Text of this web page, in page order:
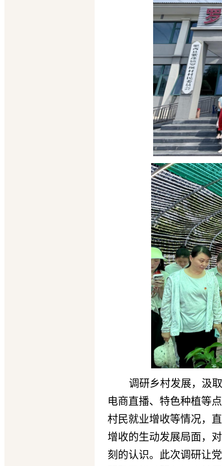
调研乡村发展，汲
电商直播、特色种植等
村民就业增收等情况，
增收的生动发展局面，
刻的认识。此次调研让